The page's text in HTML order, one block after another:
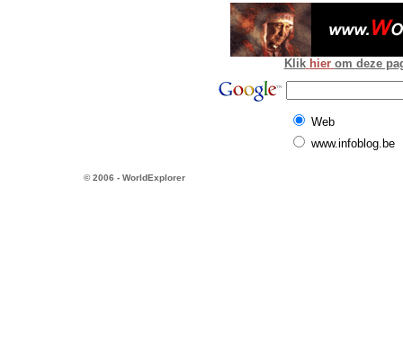
Klik hier om deze
Web
www.infoblog.be
© 2006 - WorldExplorer